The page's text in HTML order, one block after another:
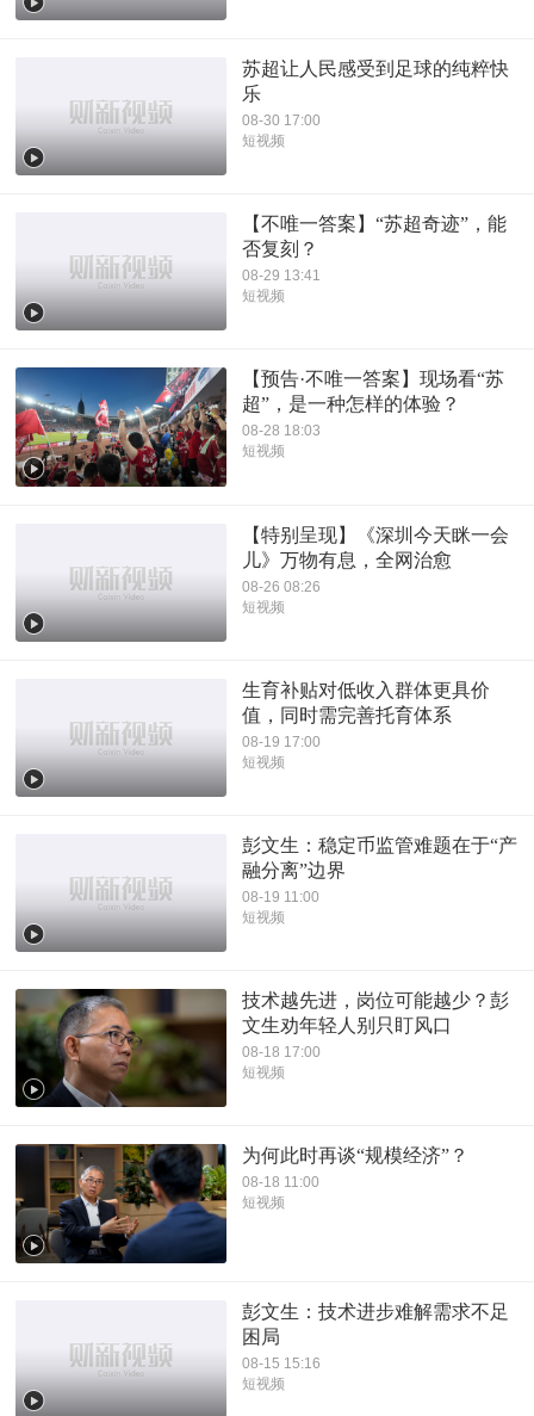
苏超让人民感受到足球的纯粹快
乐
08-30 17:00
短视频
【不唯一答案】“苏超奇迹”，能
否复刻？
08-29 13:41
短视频
【预告·不唯一答案】现场看“苏
超”，是一种怎样的体验？
08-28 18:03
短视频
【特别呈现】《深圳今天眯一会
儿》万物有息，全网治愈
08-26 08:26
短视频
生育补贴对低收入群体更具价
值，同时需完善托育体系
08-19 17:00
短视频
彭文生：稳定币监管难题在于“产
融分离”边界
08-19 11:00
短视频
技术越先进，岗位可能越少？彭
文生劝年轻人别只盯风口
08-18 17:00
短视频
为何此时再谈“规模经济”？
08-18 11:00
短视频
彭文生：技术进步难解需求不足
困局
08-15 15:16
短视频